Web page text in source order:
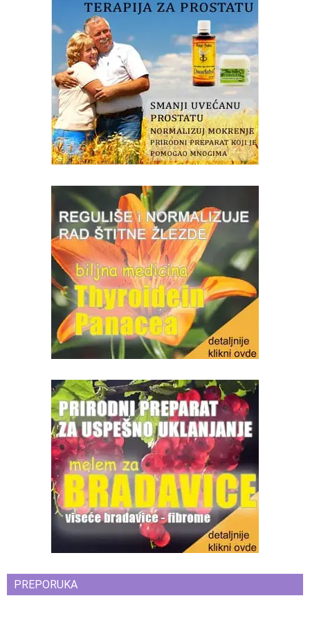
PREPORUKA